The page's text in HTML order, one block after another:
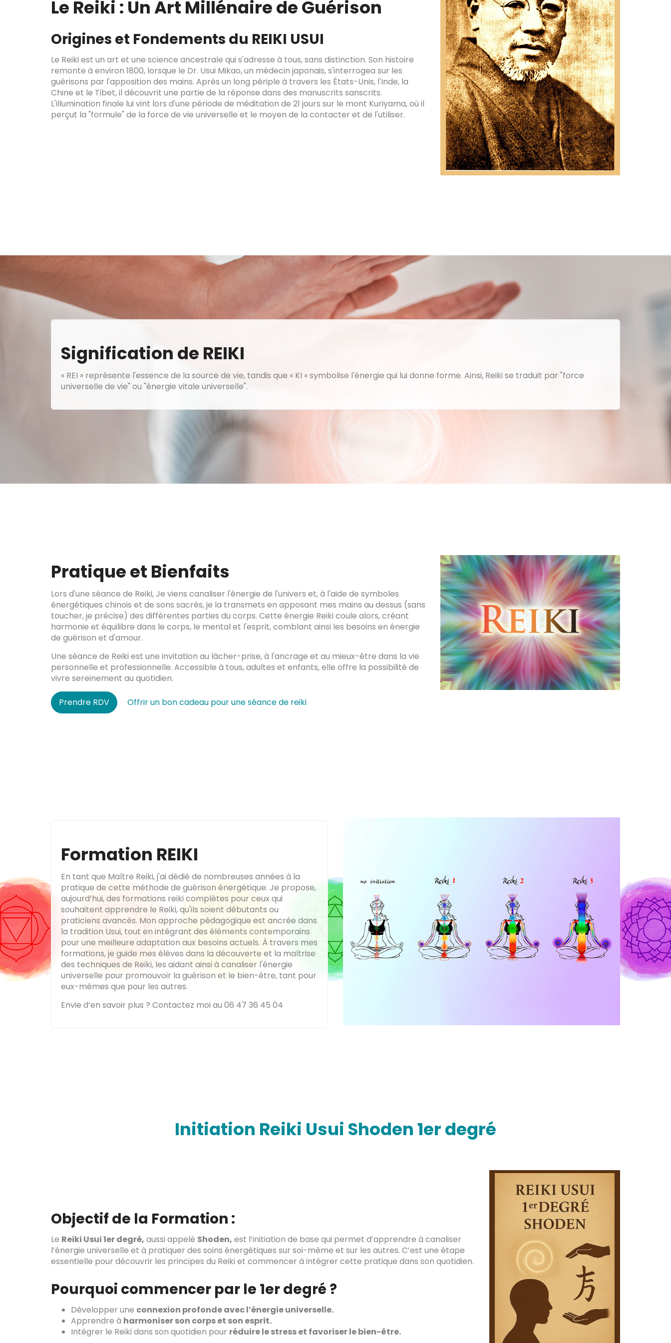
Le Reiki : Un Art Millénaire de Guérison
Origines et Fondements du REIKI USUI
Le Reiki est un art et une science ancestrale qui s'adresse à tous, sans distinction. Son histoire
remonte à environ 1800, lorsque le Dr. Usui Mikao, un médecin japonais, s'interrogea sur les
guérisons par l'apposition des mains. Après un long périple à travers les États-Unis, l'Inde, la
Chine et le Tibet, il découvrit une partie de la réponse dans des manuscrits sanscrits.
L'illumination finale lui vint lors d'une période de méditation de 21 jours sur le mont Kuriyama, où il
perçut la "formule" de la force de vie universelle et le moyen de la contacter et de l'utiliser.
Signification de REIKI
« REI » représente l'essence de la source de vie, tandis que « KI » symbolise l'énergie qui lui donne forme. Ainsi, Reiki se traduit par "force
universelle de vie" ou "énergie vitale universelle".
Pratique et Bienfaits
Lors d'une séance de Reiki, Je viens canaliser l'énergie de l'univers et, à l'aide de symboles
énergétiques chinois et de sons sacrés, je la transmets en apposant mes mains au dessus (sans
toucher, je précise) des différentes parties du corps. Cette énergie Reiki coule alors, créant
harmonie et équilibre dans le corps, le mental et l'esprit, comblant ainsi les besoins en énergie
de guérison et d'amour.
Une séance de Reiki est une invitation au lâcher-prise, à l'ancrage et au mieux-être dans la vie
personnelle et professionnelle. Accessible à tous, adultes et enfants, elle offre la possibilité de
vivre sereinement au quotidien.
Prendre RDV Offrir un bon cadeau pour une séance de reiki
Formation REIKI
En tant que Maître Reiki, j'ai dédié de nombreuses années à la
pratique de cette méthode de guérison énergétique. Je propose,
aujourd’hui, des formations reiki complètes pour ceux qui
souhaitent apprendre le Reiki, qu'ils soient débutants ou
praticiens avancés. Mon approche pédagogique est ancrée dans
la tradition Usui, tout en intégrant des éléments contemporains
pour une meilleure adaptation aux besoins actuels. À travers mes
formations, je guide mes élèves dans la découverte et la maîtrise
des techniques de Reiki, les aidant ainsi à canaliser l'énergie
universelle pour promouvoir la guérison et le bien-être, tant pour
eux-mêmes que pour les autres.
Envie d’en savoir plus ? Contactez moi au 06 47 36 45 04
Initiation Reiki Usui Shoden 1er degré
Objectif de la Formation :
Le Reiki Usui 1er degré, aussi appelé Shoden, est l’initiation de base qui permet d’apprendre à canaliser
l’énergie universelle et à pratiquer des soins énergétiques sur soi-même et sur les autres. C’est une étape
essentielle pour découvrir les principes du Reiki et commencer à intégrer cette pratique dans son quotidien.
Pourquoi commencer par le 1er degré ?
Développer une connexion profonde avec l’énergie universelle.
Apprendre à harmoniser son corps et son esprit.
Intégrer le Reiki dans son quotidien pour réduire le stress et favoriser le bien-être.